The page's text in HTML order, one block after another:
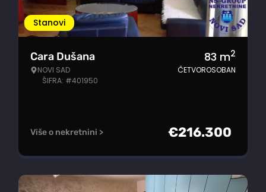
Stanovi
Cara Dušana
NOVI SAD
ŠIFRA: #401950
83 m2
ČETVOROSOBAN
Više o nekretnini > €216.300